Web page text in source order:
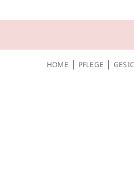
HOME PFLEGE